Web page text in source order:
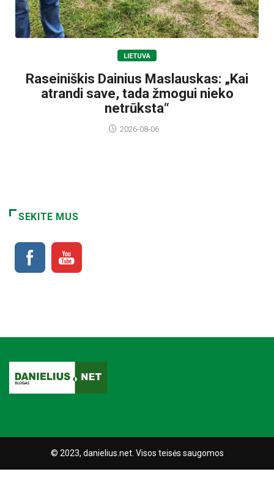
LIETUVA
Raseiniškis Dainius Maslauskas: „Kai
atrandi save, tada žmogui nieko
netrūksta“
2026-08-06
SEKITE MUS
© 2023, danielius.net. Visos teisės saugomos